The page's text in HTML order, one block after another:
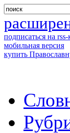
подписаться на rss-
мобильная версия
купить